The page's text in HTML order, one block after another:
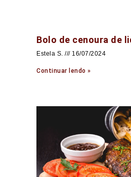
Bolo de cenoura de
Estela S. 16/07/2024
Continuar lendo »